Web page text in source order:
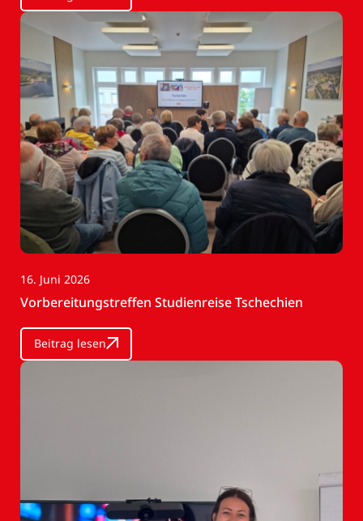
16. Juni 2026
Vorbereitungstreffen Studienreise Tschechien
Beitrag lesen